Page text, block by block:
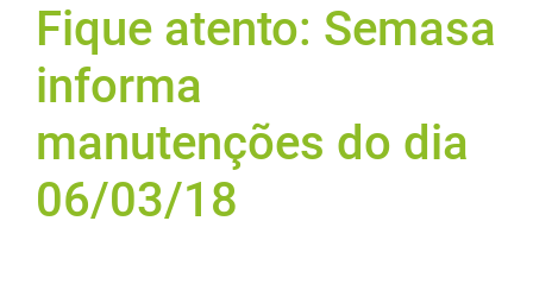
Fique atento: Semasa
informa
manutenções do dia
06/03/18